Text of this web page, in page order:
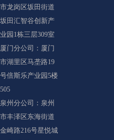
市龙岗区坂田街道
坂田汇智谷创新产
业园1栋三层309室
厦门分公司：厦门
市湖里区马垄路19
号倍斯乐产业园5楼
505
泉州分公司：泉州
市丰泽区东海街道
金崎路216号星悦城